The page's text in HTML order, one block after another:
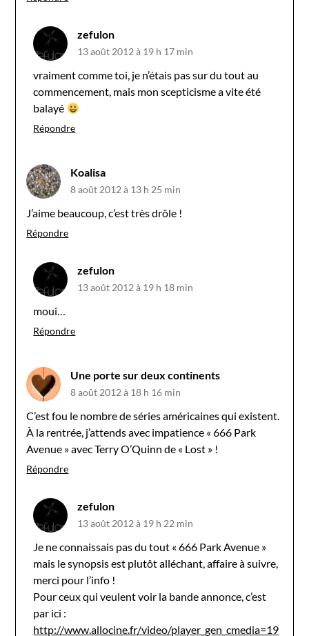
zefulon
13 août 2012 à 19 h 17 min
vraiment comme toi, je n’étais pas sur du tout au
commencement, mais mon scepticisme a vite été
balayé
Répondre
Koalisa
8 août 2012 à 13 h 25 min
J’aime beaucoup, c’est très drôle !
Répondre
zefulon
13 août 2012 à 19 h 18 min
moui…
Répondre
Une porte sur deux continents
8 août 2012 à 18 h 16 min
C’est fou le nombre de séries américaines qui existent.
À la rentrée, j’attends avec impatience « 666 Park
Avenue » avec Terry O’Quinn de « Lost » !
Répondre
zefulon
13 août 2012 à 19 h 22 min
Je ne connaissais pas du tout « 666 Park Avenue »
mais le synopsis est plutôt alléchant, affaire à suivre,
merci pour l’info !
Pour ceux qui veulent voir la bande annonce, c’est
par ici :
http://www.allocine.fr/video/player_gen_cmedia=19